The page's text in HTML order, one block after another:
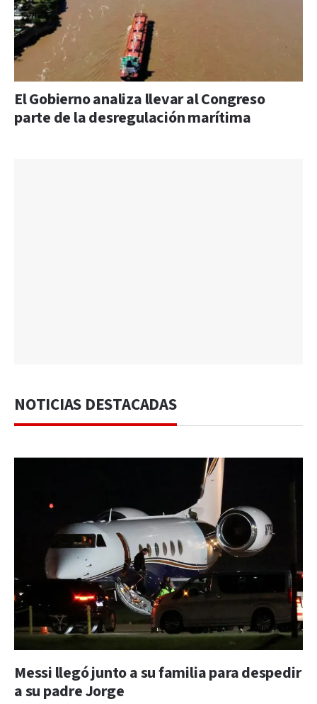
El Gobierno analiza llevar al Congreso
parte de la desregulación marítima
NOTICIAS DESTACADAS
Messi llegó junto a su familia para despedir
a su padre Jorge